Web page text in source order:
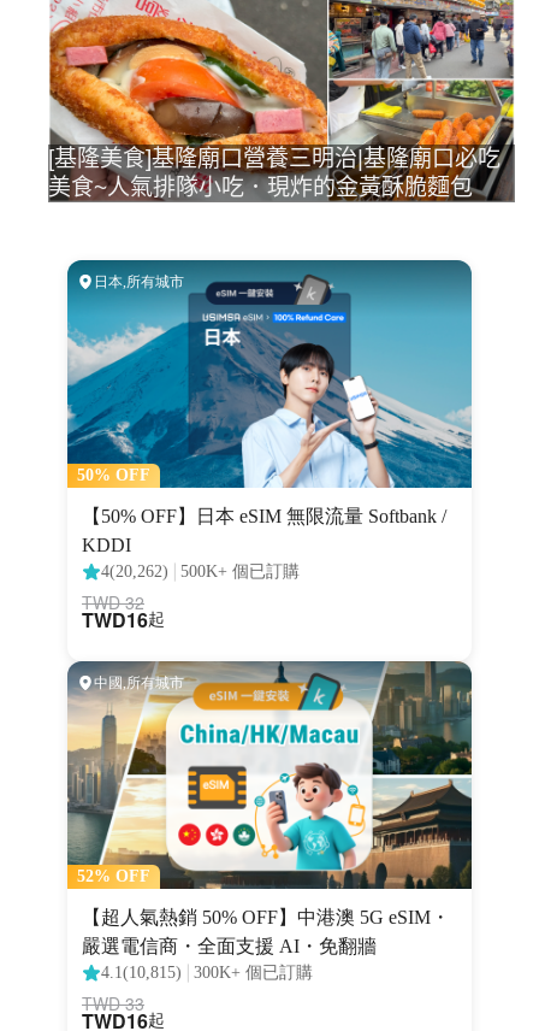
[基隆美食]基隆廟口營養三明治|基隆廟口必吃
美食~人氣排隊小吃．現炸的金黃酥脆麵包